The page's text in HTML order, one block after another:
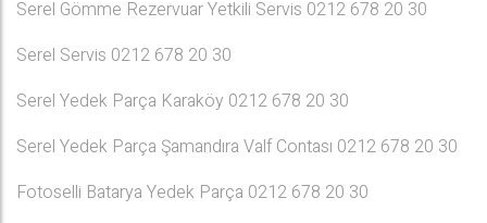
Serel Gömme Rezervuar Yetkili Servis 0212 678 20 30
Serel Servis 0212 678 20 30
Serel Yedek Parça Karaköy 0212 678 20 30
Serel Yedek Parça Şamandıra Valf Contası 0212 678 20 30
Fotoselli Batarya Yedek Parça 0212 678 20 30